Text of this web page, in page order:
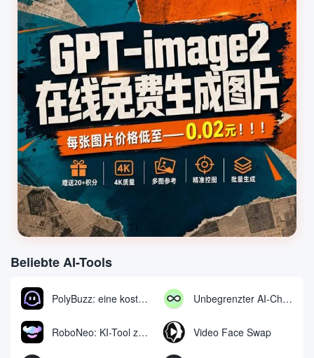
Beliebte AI-Tools
PolyBuzz: eine kostenlose Chat- und Rollenspielplattform für die Interaktion mit KI-Charakteren Unbegrenzter AI-Chat: kostenloses unbegrenztes AI-Chat-Tool
RoboNeo: KI-Tool zur Erstellung und Bearbeitung von Videos und Bildern per Chat Video Face Swap